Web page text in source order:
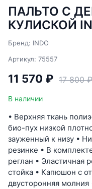
ПАЛЬТО С
КУЛИСКОЙ
Бренд: INDO
Артикул: 75557
11 570 ₽ 17 800 ₽
В наличии
• Верхняя ткань
био-пух низкой
зауженный к низу •
резинке • В
реглан • Эластичная
стойка • Капюшон с
двусторонняя